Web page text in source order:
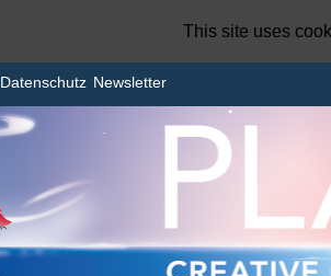
Datenschutz Newsletter
This site uses